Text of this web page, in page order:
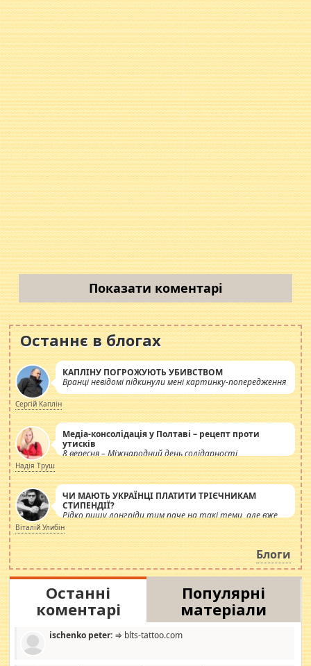
Показати коментарі
Останнє в блогах
КАПЛІНУ ПОГРОЖУЮТЬ УБИВСТВОМ
Вранці невідомі підкинули мені картинку-попередження
Сергій Каплін
Медіа-консолідація у Полтаві – рецепт проти
утисків
8 вересня – Міжнародний день солідарності
журналістів.
Надія Труш
ЧИ МАЮТЬ УКРАЇНЦІ ПЛАТИТИ ТРІЄЧНИКАМ
СТИПЕНДІЇ?
Рідко пишу лонгріди тим паче на такі теми, але вже
просто дістало! Обурюють сьогоднішні інсенуації
навколо стипендіального питання. Штучно
роздувається ще одна соціальна катастрофа.
Віталій Улибін
Блоги
Останні
коментарі
Популярні
матеріали
ischenko peter: ⇒ blts-tattoo.com